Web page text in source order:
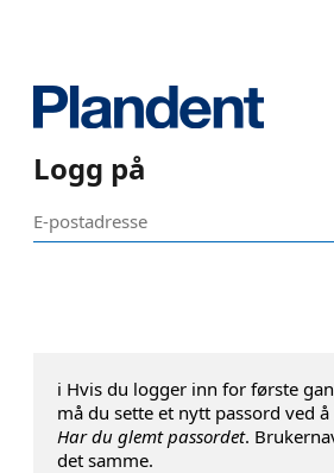
Logg på
ℹ️ Hvis du logger inn for første
må du sette et nytt passord ved
Har du glemt passordet.
det samme.